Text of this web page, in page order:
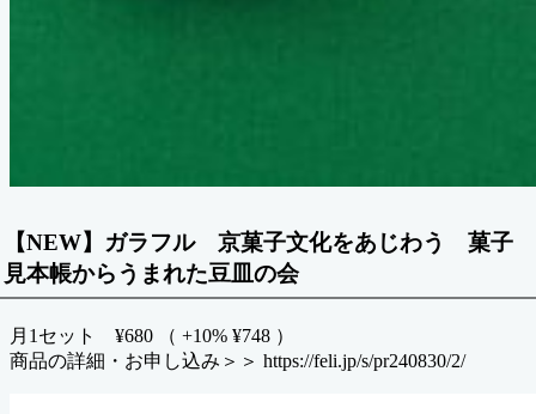
【NEW】ガラフル 京菓子文化をあじわう 菓子
見本帳からうまれた豆皿の会
月1セット ¥680 （ +10% ¥748 ）
商品の詳細・お申し込み＞＞ https://feli.jp/s/pr240830/2/